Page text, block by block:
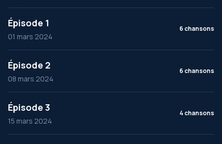
Épisode 1
01 mars 2024
6 chansons
Épisode 2
08 mars 2024
6 chansons
Épisode 3
15 mars 2024
4 chansons